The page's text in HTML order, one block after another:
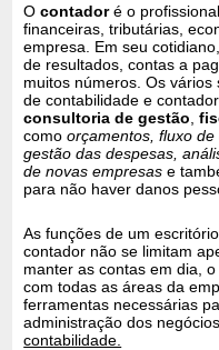
Ocontadoré o
financeiras, tributárias,
empresa. Em seu
de resultados, contas a
muitos números. Os
de contabilidade e
consultoria de gestão ,
comoorçamentos, fluxo de
gestão das despesas,
de novas empresas e
para não haver danos
As funções de um
contador não se limitam
manter as contas em dia,
com todas as áreas da
ferramentas necessárias
administração dos
contabilidade.